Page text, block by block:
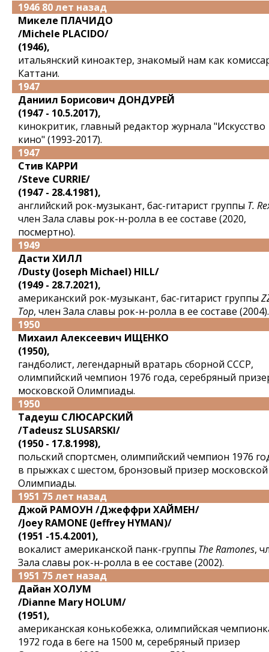
1946 80 лет назад
Микеле ПЛАЧИДО
/Michele PLACIDO/
(1946),
итальянский киноактер, знакомый нам как
Каттани.
1947
Даниил Борисович ДОНДУРЕЙ
(1947 - 10.5.2017),
кинокритик, главный редактор журнала "Искусство
кино" (1993-2017).
1947
Стив КАРРИ
/Steve CURRIE/
(1947 - 28.4.1981),
английский рок-музыкант, бас-гитарист группы T.
член Зала славы рок-н-ролла в ее составе (2020,
посмертно).
1949
Дасти ХИЛЛ
/Dusty (Joseph Michael) HILL/
(1949 - 28.7.2021),
американский рок-музыкант, бас-гитарист группы
Top, член Зала славы рок-н-ролла в ее составе (2004).
1950
Михаил Алексеевич ИЩЕНКО
(1950),
гандболист, легендарный вратарь сборной СССР,
олимпийский чемпион 1976 года, серебряный
московской Олимпиады.
1950
Тадеуш СЛЮСАРСКИЙ
/Tadeusz SLUSARSKI/
(1950 - 17.8.1998),
польский спортсмен, олимпийский чемпион 1976
в прыжках с шестом, бронзовый призер московской
Олимпиады.
1951 75 лет назад
Джой РАМОУН /Джеффри ХАЙМЕН/
/Joey RAMONE (Jeffrey HYMAN)/
(1951 -15.4.2001),
вокалист американской панк-группы The Ramones,
Зала славы рок-н-ролла в ее составе (2002).
1951 75 лет назад
Дайан ХОЛУМ
/Dianne Mary HOLUM/
(1951),
американская конькобежка, олимпийская
1972 года в беге на 1500 м, серебряный призер